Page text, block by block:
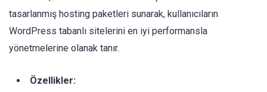
tasarlanmış hosting paketleri sunarak, kullanıcıların
WordPress tabanlı sitelerini en iyi performansla
yönetmelerine olanak tanır.
Özellikler: